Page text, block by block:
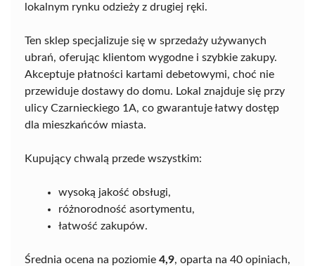
lokalnym rynku odzieży z drugiej ręki.
Ten sklep specjalizuje się w sprzedaży używanych
ubrań, oferując klientom wygodne i szybkie zakupy.
Akceptuje płatności kartami debetowymi, choć nie
przewiduje dostawy do domu. Lokal znajduje się przy
ulicy Czarnieckiego 1A, co gwarantuje łatwy dostęp
dla mieszkańców miasta.
Kupujący chwalą przede wszystkim:
wysoką jakość obsługi,
różnorodność asortymentu,
łatwość zakupów.
Średnia ocena na poziomie 4,9, oparta na 40 opiniach,